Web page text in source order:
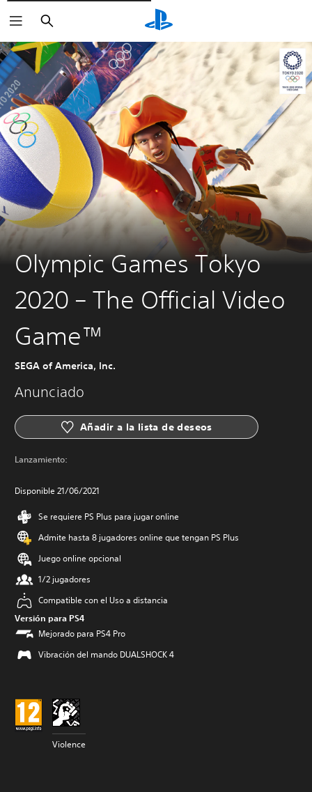
Buscar
Olympic Games Tokyo
2020 – The Official Video
Game™
SEGA of America, Inc.
Anunciado
Añadir a la lista de deseos
Lanzamiento:
Disponible 21/06/2021
Se requiere PS Plus para jugar online
Admite hasta 8 jugadores online que tengan PS Plus
Juego online opcional
1/2 jugadores
Compatible con el Uso a distancia
Versión para PS4
Mejorado para PS4 Pro
Vibración del mando DUALSHOCK 4
Violence